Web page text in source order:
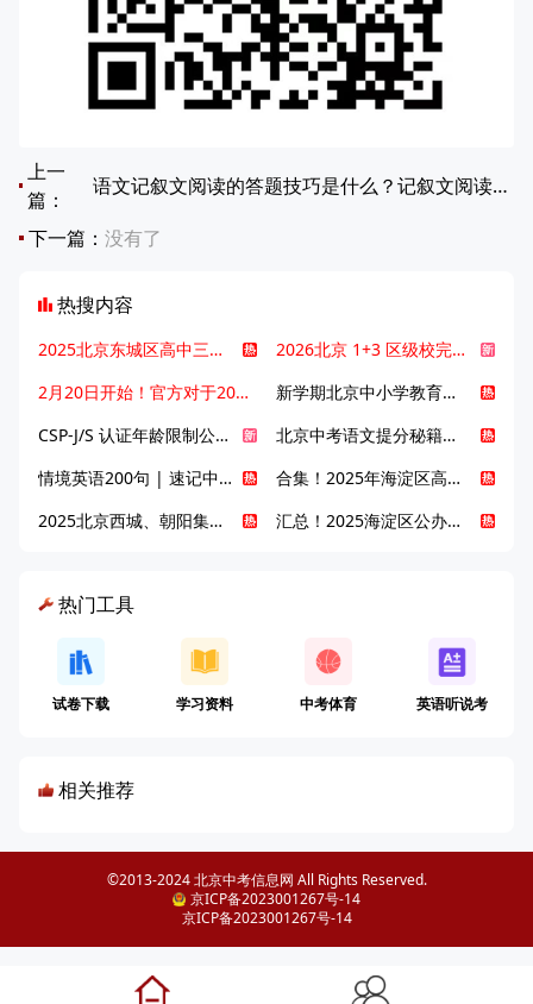
上一
篇：
语文记叙文阅读的答题技巧是什么？记叙文阅读高分秘籍！
下一篇： 没有了
热搜内容
2025北京东城区高中三大梯队高中有哪些？录取分数线是多少？
2026北京 1+3 区级校完整名单发布，13549 个名额该如何规划报考？
2月20日开始！官方对于2025年北京市中招体检问题解答！
新学期北京中小学教育八大变化全解析：学位、政策、教学等方面迎新变革
CSP-J/S 认证年龄限制公告发布，新规即日起实施！
北京中考语文提分秘籍！攻克 5000 易混易错字
情境英语200句 | 速记中考英语1600词
合集！2025年海淀区高中校情介绍
2025北京西城、朝阳集团校直升新动态
汇总！2025海淀区公办高中校情全解
热门工具
试卷下载 学习资料 中考体育 英语听说考
相关推荐
©2013-2024 北京中考信息网 All Rights Reserved.
京ICP备2023001267号-14
京ICP备2023001267号-14